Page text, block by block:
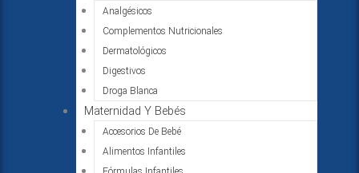
Analgésicos
Complementos Nutricionales
Dermatológicos
Digestivos
Droga Blanca
Maternidad Y Bebés
Accesorios De Bebé
Alimentos Infantiles